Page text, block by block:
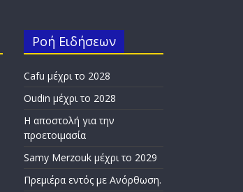
Ροή Ειδήσεων
Cafu μέχρι το 2028
Oudin μέχρι το 2028
Η αποστολή για την
προετοιμασία
Samy Merzouk μέχρι το 2029
Πρεμιέρα εντός με Ανόρθωση.